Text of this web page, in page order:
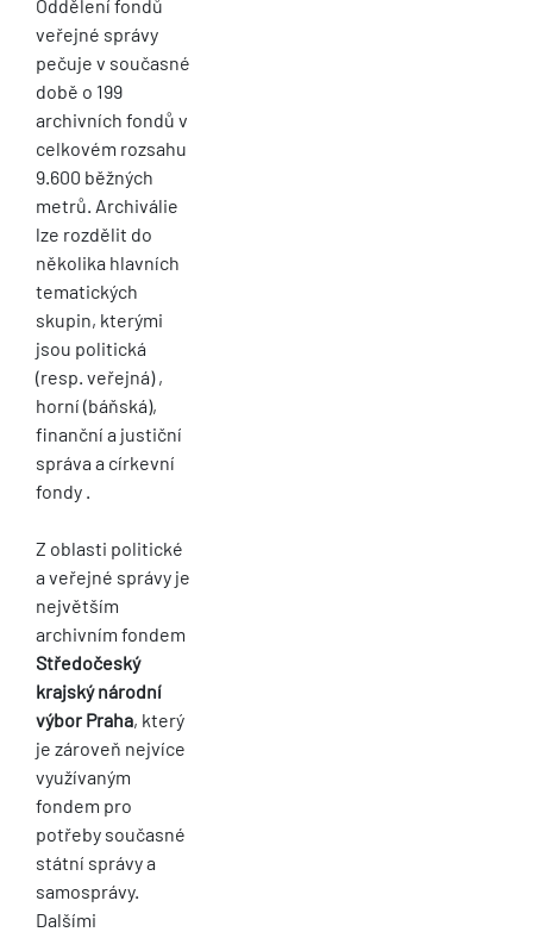
Oddělení fondů
veřejné správy
pečuje v současné
době o 199
archivních fondů v
celkovém rozsahu
9.600 běžných
metrů. Archiválie
lze rozdělit do
několika hlavních
tematických
skupin, kterými
jsou politická
(resp. veřejná) ,
horní (báňská),
finanční a justiční
správa a církevní
fondy .
Z oblasti politické
a veřejné správy je
největším
archivním fondem
Středočeský
krajský národní
výbor Praha, který
je zároveň nejvíce
využívaným
fondem pro
potřeby současné
státní správy a
samosprávy.
Dalšími